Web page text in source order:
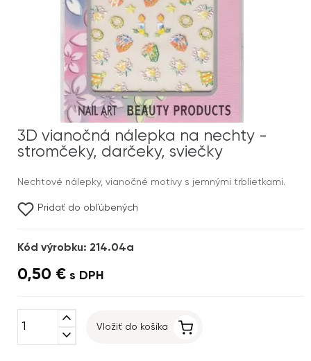
3D vianočná nálepka na nechty -
stromčeky, darčeky, sviečky
Nechtové nálepky, vianočné motívy s jemnými trblietkami.
Pridať do obľúbených
Kód výrobku: 214.04a
0,50 € s DPH
expand_less
expand_more
Vložiť do košíka